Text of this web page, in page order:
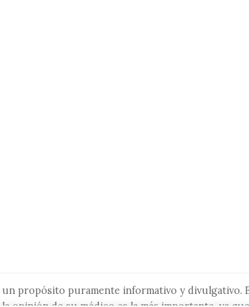
propósito puramente informativo y divulgativo.